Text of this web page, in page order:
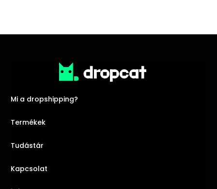
Mi a dropshipping?
Termékek
Tudástár
Kapcsolat